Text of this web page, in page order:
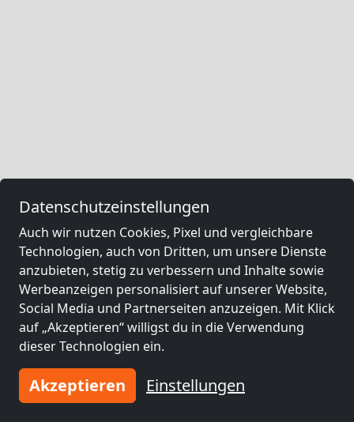
Datenschutzeinstellungen
Auch wir nutzen Cookies, Pixel und vergleichbare
Technologien, auch von Dritten, um unsere Dienste
anzubieten, stetig zu verbessern und Inhalte sowie
Werbeanzeigen personalisiert auf unserer Website,
Social Media und Partnerseiten anzuzeigen. Mit Klick
auf „Akzeptieren“ willigst du in die Verwendung
dieser Technologien ein.
Akzeptieren Einstellungen